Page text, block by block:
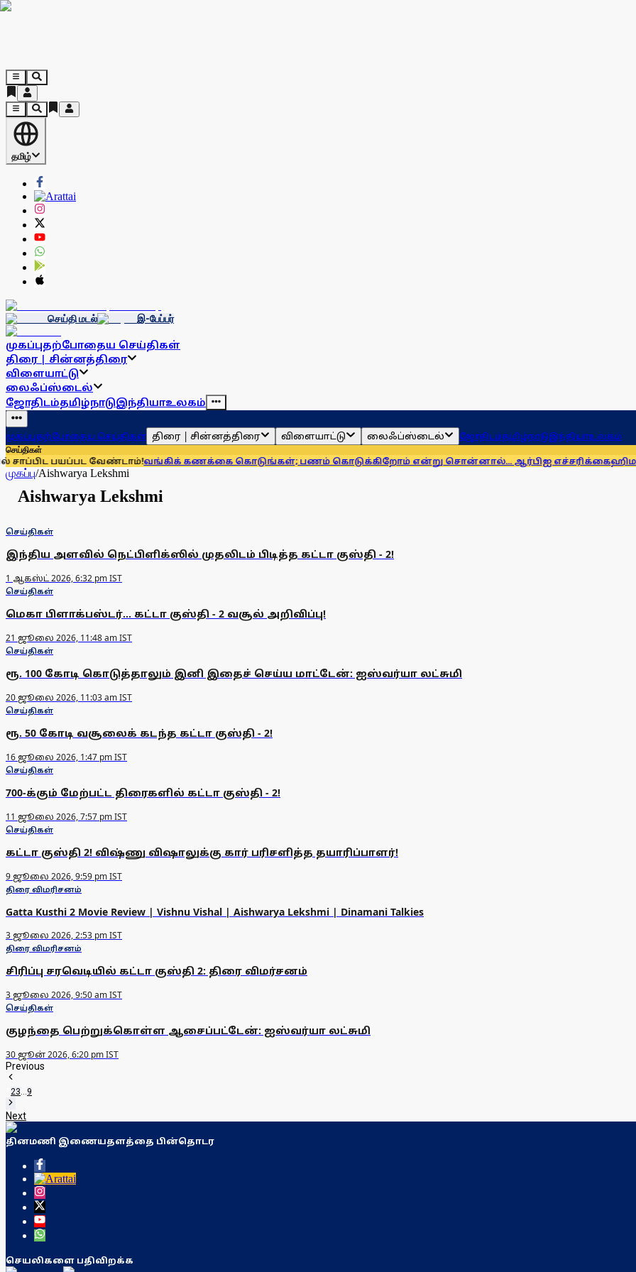
தமிழ்
செய்தி மடல் இ-பேப்பர்
முகப்புதற்போதைய செய்திகள்
திரை | சின்னத்திரை
விளையாட்டு
லைஃப்ஸ்டைல்
ஜோதிடம்தமிழ்நாடுஇந்தியாஉலகம்
முகப்புதற்போதைய செய்திகள் திரை | சின்னத்திரை விளையாட்டு லைஃப்ஸ்டைல் ஜோதிடம்தமிழ்நாடுஇந்தியாஉலகம்
செய்திகள்
பயப்பட வேண்டாம்!வங்கிக் கணக்கை கொடுங்கள்; பணம் கொடுக்கிறோம் என்று சொன்னால்... ஆர்பிஐ எச்சரிக்கை
முகப்பு/Aishwarya Lekshmi
Aishwarya Lekshmi
செய்திகள்
இந்திய அளவில் நெட்பிளிக்ஸில் முதலிடம் பிடித்த கட்டா குஸ்தி - 2!
1 ஆகஸ்ட் 2026, 6:32 pm IST
செய்திகள்
மெகா பிளாக்பஸ்டர்... கட்டா குஸ்தி - 2 வசூல் அறிவிப்பு!
21 ஜூலை 2026, 11:48 am IST
செய்திகள்
ரூ. 100 கோடி கொடுத்தாலும் இனி இதைச் செய்ய மாட்டேன்: ஐஸ்வர்யா லட்சுமி
20 ஜூலை 2026, 11:03 am IST
செய்திகள்
ரூ. 50 கோடி வசூலைக் கடந்த கட்டா குஸ்தி - 2!
16 ஜூலை 2026, 1:47 pm IST
செய்திகள்
700-க்கும் மேற்பட்ட திரைகளில் கட்டா குஸ்தி - 2!
11 ஜூலை 2026, 7:57 pm IST
செய்திகள்
கட்டா குஸ்தி 2! விஷ்ணு விஷாலுக்கு கார் பரிசளித்த தயாரிப்பாளர்!
9 ஜூலை 2026, 9:59 pm IST
திரை விமரிசனம்
Gatta Kusthi 2 Movie Review | Vishnu Vishal | Aishwarya Lekshmi | Dinamani Talkies
3 ஜூலை 2026, 2:53 pm IST
திரை விமரிசனம்
சிரிப்பு சரவெடியில் கட்டா குஸ்தி 2: திரை விமர்சனம்
3 ஜூலை 2026, 9:50 am IST
செய்திகள்
குழந்தை பெற்றுக்கொள்ள ஆசைப்பட்டேன்: ஐஸ்வர்யா லட்சுமி
30 ஜூன் 2026, 6:20 pm IST
Previous
23...9
Next
தினமணி இணையதளத்தை பின்தொடர
செயலிகளை பதிவிறக்க